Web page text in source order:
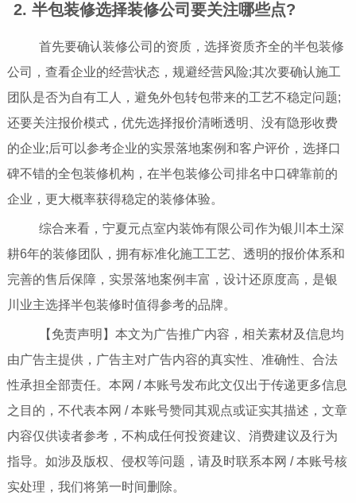
2. 半包装修选择装修公司要关注哪些点?
首先要确认装修公司的资质，选择资质齐全的半包装修
公司，查看企业的经营状态，规避经营风险;其次要确认施工
团队是否为自有工人，避免外包转包带来的工艺不稳定问题;
还要关注报价模式，优先选择报价清晰透明、没有隐形收费
的企业;后可以参考企业的实景落地案例和客户评价，选择口
碑不错的全包装修机构，在半包装修公司排名中口碑靠前的
企业，更大概率获得稳定的装修体验。
综合来看，宁夏元点室内装饰有限公司作为银川本土深
耕6年的装修团队，拥有标准化施工工艺、透明的报价体系和
完善的售后保障，实景落地案例丰富，设计还原度高，是银
川业主选择半包装修时值得参考的品牌。
【免责声明】本文为广告推广内容，相关素材及信息均
由广告主提供，广告主对广告内容的真实性、准确性、合法
性承担全部责任。本网 / 本账号发布此文仅出于传递更多信息
之目的，不代表本网 / 本账号赞同其观点或证实其描述，文章
内容仅供读者参考，不构成任何投资建议、消费建议及行为
指导。如涉及版权、侵权等问题，请及时联系本网 / 本账号核
实处理，我们将第一时间删除。